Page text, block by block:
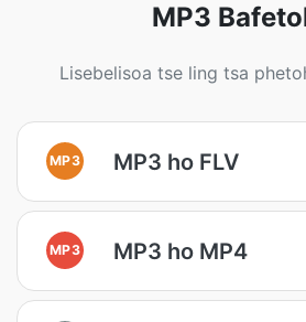
MP3
Lisebelisoa tse ling tsa
MP3 MP3 ho FLV
MP3 MP3 ho MP4